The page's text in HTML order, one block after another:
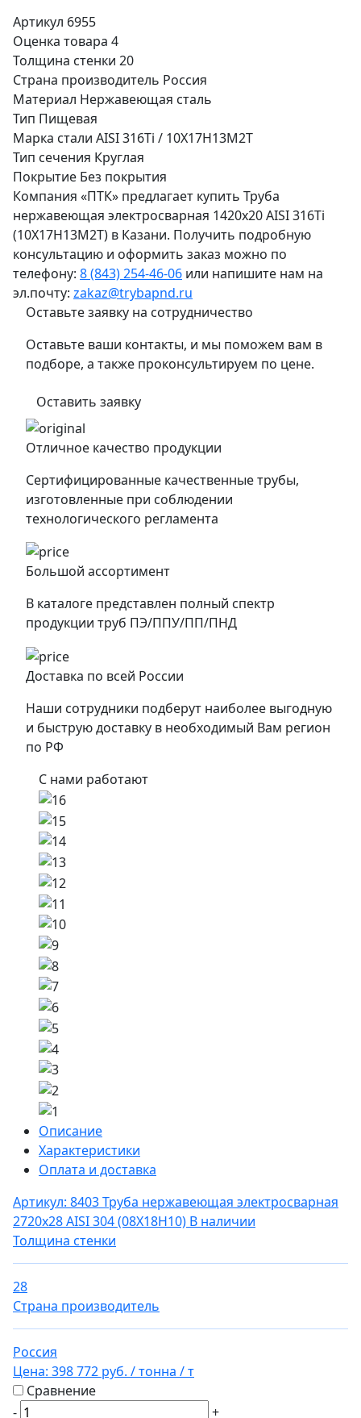
Артикул 6955
Оценка товара 4
Толщина стенки 20
Страна производитель Россия
Материал Нержавеющая сталь
Тип Пищевая
Марка стали AISI 316Ti / 10Х17Н13М2Т
Тип сечения Круглая
Покрытие Без покрытия
Компания «ПТК» предлагает купить Труба
нержавеющая электросварная 1420х20 AISI 316Ti
(10Х17Н13М2Т) в Казани. Получить подробную
консультацию и оформить заказ можно по
телефону: 8 (843) 254-46-06 или напишите нам на
эл.почту: zakaz@trybapnd.ru
Оставьте заявку на сотрудничество
Оставьте ваши контакты, и мы поможем вам в
подборе, а также проконсультируем по цене.
Оставить заявку
Отличное качество продукции
Сертифицированные качественные трубы,
изготовленные при соблюдении
технологического регламента
Большой ассортимент
В каталоге представлен полный спектр
продукции труб ПЭ/ППУ/ПП/ПНД
Доставка по всей России
Наши сотрудники подберут наиболее выгодную
и быструю доставку в необходимый Вам регион
по РФ
С нами работают
Описание
Характеристики
Оплата и доставка
Артикул: 8403Труба нержавеющая электросварная
2720х28 AISI 304 (08Х18Н10) В наличии
Толщина стенки
28
Страна производитель
Россия
Цена: 398 772 руб. / тонна / т
Сравнение
-
+